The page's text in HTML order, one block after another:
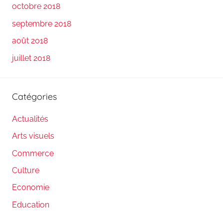
octobre 2018
septembre 2018
août 2018
juillet 2018
Catégories
Actualités
Arts visuels
Commerce
Culture
Economie
Education